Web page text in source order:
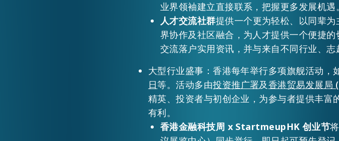
业界领袖建立直接联系，把握更多发展机遇。
人才交流社群提供一个更为轻松、以同辈
界协作及社区融合，为人才提供一个便捷
交流落户实用资讯，并与来自不同行业、志
大型行业盛事：香港每年举行多项旗舰活动，
日等。活动多由投资推广署及香港贸易发展局
精英、投资者与初创企业，为参与者提供丰
有利。
香港金融科技周 x StartmeupHK 创业节